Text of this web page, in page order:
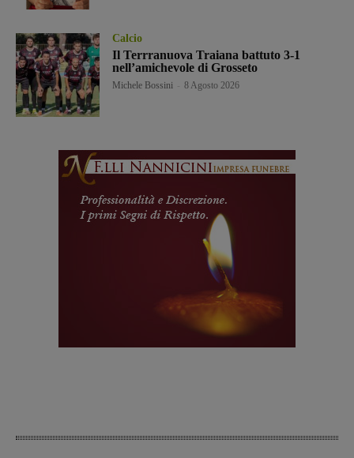
Calcio
Il Terrranuova Traiana battuto 3-1
nell’amichevole di Grosseto
Michele Bossini 8 Agosto 2026